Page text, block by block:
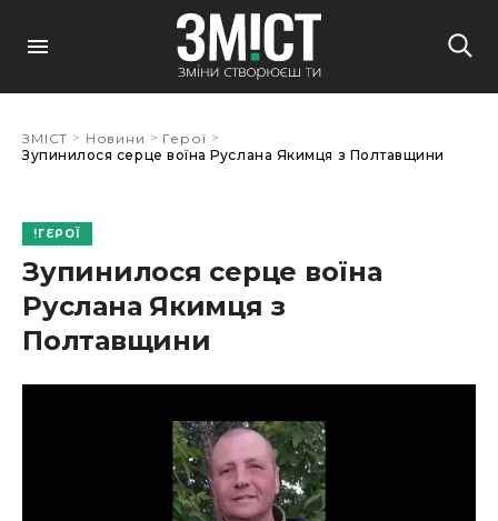
ЗМІСТ > Новини > Герої >
Зупинилося серце воїна Руслана Якимця з Полтавщини
ГЕРОЇ
Зупинилося серце воїна
Руслана Якимця з
Полтавщини